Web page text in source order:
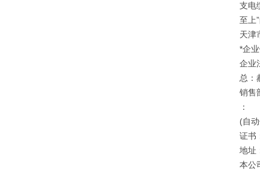
支电
至上
天津
*企
企业
总：
销售
：
(自动
证书
地址
本公